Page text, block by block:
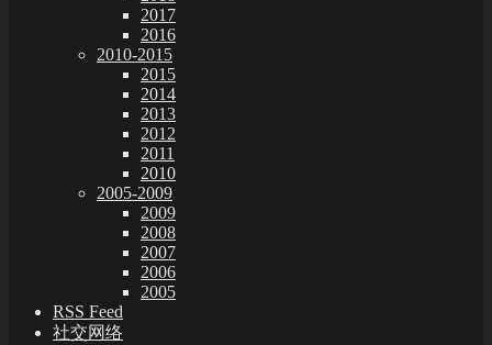
2017
2016
2010-2015
2015
2014
2013
2012
2011
2010
2005-2009
2009
2008
2007
2006
2005
RSS Feed
社交网络